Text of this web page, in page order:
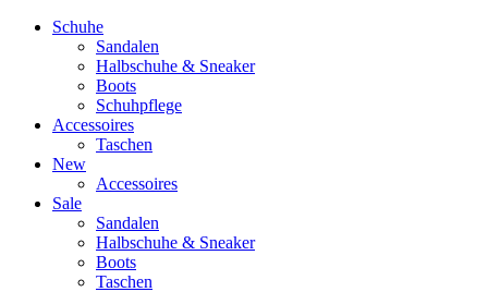
Schuhe
Sandalen
Halbschuhe & Sneaker
Boots
Schuhpflege
Accessoires
Taschen
New
Accessoires
Sale
Sandalen
Halbschuhe & Sneaker
Boots
Taschen